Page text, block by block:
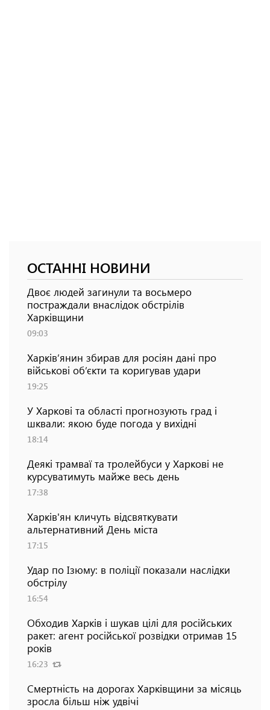
ОСТАННІ НОВИНИ
Двоє людей загинули та восьмеро
постраждали внаслідок обстрілів
Харківщини
09:03
Харків’янин збирав для росіян дані про
військові об’єкти та коригував удари
19:25
У Харкові та області прогнозують град і
шквали: якою буде погода у вихідні
18:14
Деякі трамваї та тролейбуси у Харкові не
курсуватимуть майже весь день
17:38
Харків'ян кличуть відсвяткувати
альтернативний День міста
17:15
Удар по Ізюму: в поліції показали наслідки
обстрілу
16:54
Обходив Харків і шукав цілі для російських
ракет: агент російської розвідки отримав 15
років
16:23
Смертність на дорогах Харківщини за місяць
зросла більш ніж удвічі